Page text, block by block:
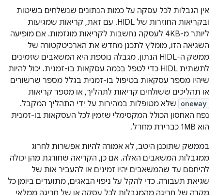
אין הגבלות לכל עסקה על כמות הנתונים שנשלחים בשיטות
ובקריאות החוזרות של HIDL. עם זאת, קריאות שמגיעות
ליותר מ-4KB לעסקה נחשבות לקריאות מוגזמות. אם מופיעה
השגיאה הזו, מומלץ לתכנן מחדש את הארכיטקטורה של
ממשק ה-HIDL הנתון. מגבלה נוספת היא המשאבים שזמינים
לתשתית HIDL כדי לטפל בכמה עסקאות בו-זמנית. יכול להיות
שיהיו מספר עסקאות בטיפול בו-זמנית בגלל מספר שרשורים
או תהליכים ששולחים קריאות לתהליך, או מספר קריאות
oneway שלא מטופלות במהירות על ידי התהליך המקבל.
נפח האחסון הכולל המקסימלי שזמין לכל העסקאות בו-זמנית
הוא 1MB כברירת מחדל.
בממשק שתוכנן היטב, לא אמורה להיות אפשרות לחרוג
ממגבלות המשאבים האלה. אם כן, הקריאה שחורגת מהן יכולה
להיחסם עד שהמשאבים יהיו זמינים או להעביר אות של
שגיאת תעבורה. כדי להקל על ניפוי הבאגים, מתועדים ביומן כל
מקרה של חריגה מהמגבלות לכל עסקה או של חריגה ממלאי